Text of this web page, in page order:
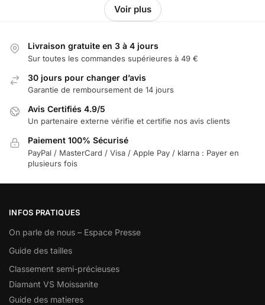
Parce qu’il permet d’offrir quelque chose de personnel sans en
Sa ligne reste élégante, tandis que le message gravé donne
toute sa dimension affective au cadeau.
reconnaissance ou un souvenir,
avec un bijou que l’on peut porter facilement et longtemps.
À quelles autres occasions peut-on l’offrir ?
Ce bijou convient aussi très bien pour un anniversaire, une
naissance,
une attention amoureuse ou une célébration familiale. Il trouve
sans avoir besoin d’en faire trop.
Comment entretenir un bijou en argent rapidement ?
chiffon doux,
un peu d’eau tiède si nécessaire, puis de sécher soigneusement
le bijou avant de le ranger.
Voir plus
Livraison gratuite en 3 à 4 jours
Sur toutes les commandes supérieures à 49 €
30 jours pour changer d’avis
Garantie de remboursement de 14 jours
Avis Certifiés 4.9/5
Un partenaire externe vérifie et certifie nos avis clients
Paiement 100% Sécurisé
PayPal / MasterCard / Visa / Apple Pay / klarna : Payer en
plusieurs fois
INFOS PRATIQUES
On parle de nous – Espace Presse
Guide des tailles
Classement semi-précieuses
Diamant VS Moissanite
Guide des matieres